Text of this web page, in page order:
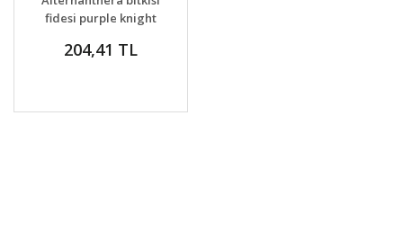
VER
fidesi purple knight
204,41 TL